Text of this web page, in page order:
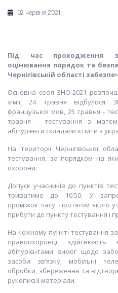
02 червня 2021
Під час проходження
оцінювання порядок та
Чернігівській області
Основна сесія ЗНО-2021
хімії, 24 травня відбулося
французької мов, 25 травня -
травня - тестування з
абітурієнти складали іспити з
На території Чернігівської
тестування, за порядком на
охорони.
Допуск учасників до пунктів
триватиме до 10:50. У
проміжок часу, протягом якого
прибути до пункту тестування і
На кожному пункті тестування
правоохоронці
абітурієнтами вимог щодо
засоби зв’язку, мобільні
обробки, збереження та
рукописні матеріали.